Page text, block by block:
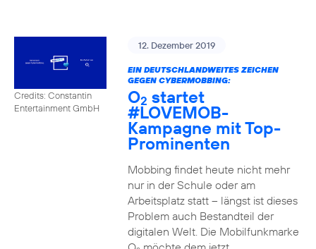
Credits: Constantin
Entertainment GmbH
12. Dezember 2019
EIN DEUTSCHLANDWEITES ZEICHEN
GEGEN CYBERMOBBING:
O2 startet
#LOVEMOB-
Kampagne mit Top-
Prominenten
Mobbing findet heute nicht mehr
nur in der Schule oder am
Arbeitsplatz statt – längst ist dieses
Problem auch Bestandteil der
digitalen Welt. Die Mobilfunkmarke